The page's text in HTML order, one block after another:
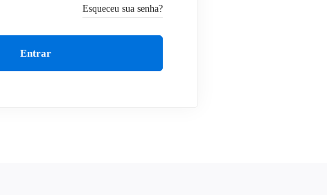
Esqueceu sua senha?
Entrar